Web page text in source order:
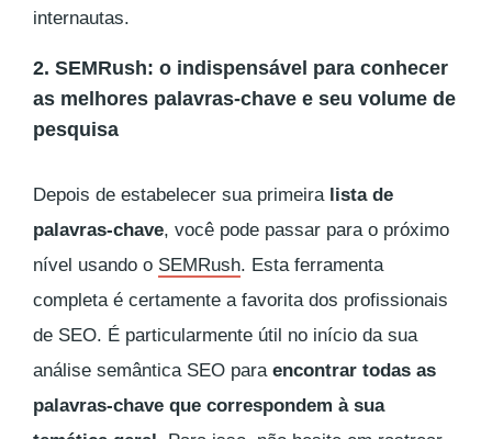
internautas.
2. SEMRush: o indispensável para conhecer
as melhores palavras-chave e seu volume de
pesquisa
Depois de estabelecer sua primeira lista de
palavras-chave, você pode passar para o próximo
nível usando o SEMRush. Esta ferramenta
completa é certamente a favorita dos profissionais
de SEO. É particularmente útil no início da sua
análise semântica SEO para encontrar todas as
palavras-chave que correspondem à sua